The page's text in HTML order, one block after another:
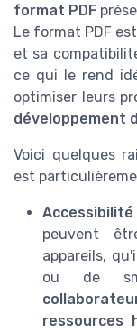
format PDF
Le format PDF
et sa
ce qui le rend
optimiser leurs
développement
Voici quelques
est
peuvent
appareils,
ou de
ressources